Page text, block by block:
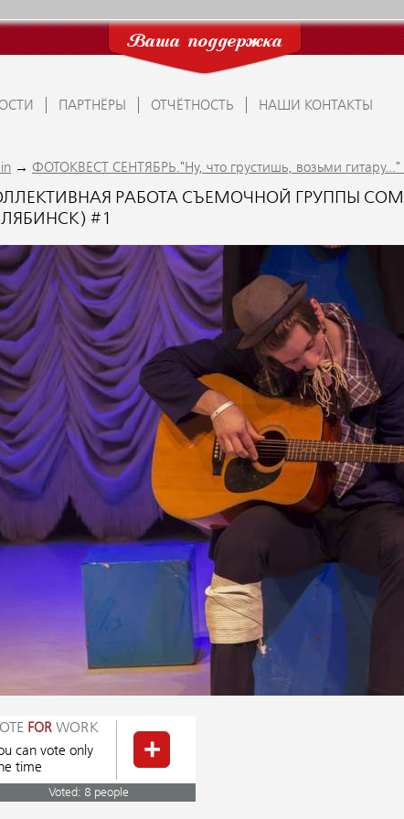
Ваша поддержка
ПАРТНЁРЫ ОТЧЁТНОСТЬ НАШИ КОНТАКТЫ
→ ФОТОКВЕСТ СЕНТЯБРЬ."Ну, что грустишь, возьми
РАБОТА СЪЕМОЧНОЙ ГРУППЫ
#1
FOR WORK
can vote only
time
Voted: 8 people